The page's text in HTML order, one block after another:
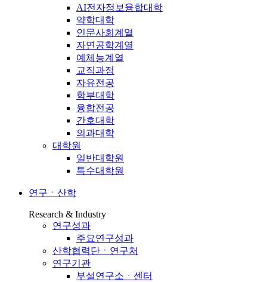
AI전자정보융합대학
약학대학
인문사회계열
자연공학계열
예체능계열
교직과정
자유전공
학부대학
융합전공
간호대학
의과대학
대학원
일반대학원
특수대학원
연구ㆍ산학
Research & Industry
연구성과
주요연구성과
산학협력단ㆍ연구처
연구기관
부설연구소ㆍ센터